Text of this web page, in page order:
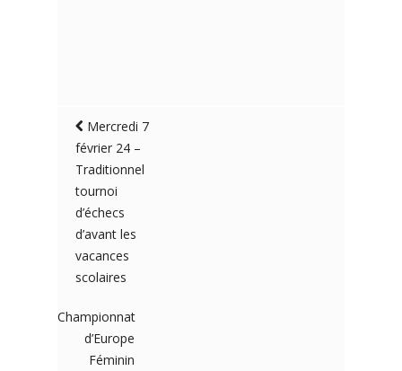
Mercredi 7
février 24 –
Traditionnel
tournoi
d’échecs
d’avant les
vacances
scolaires
Championnat
d’Europe
Féminin